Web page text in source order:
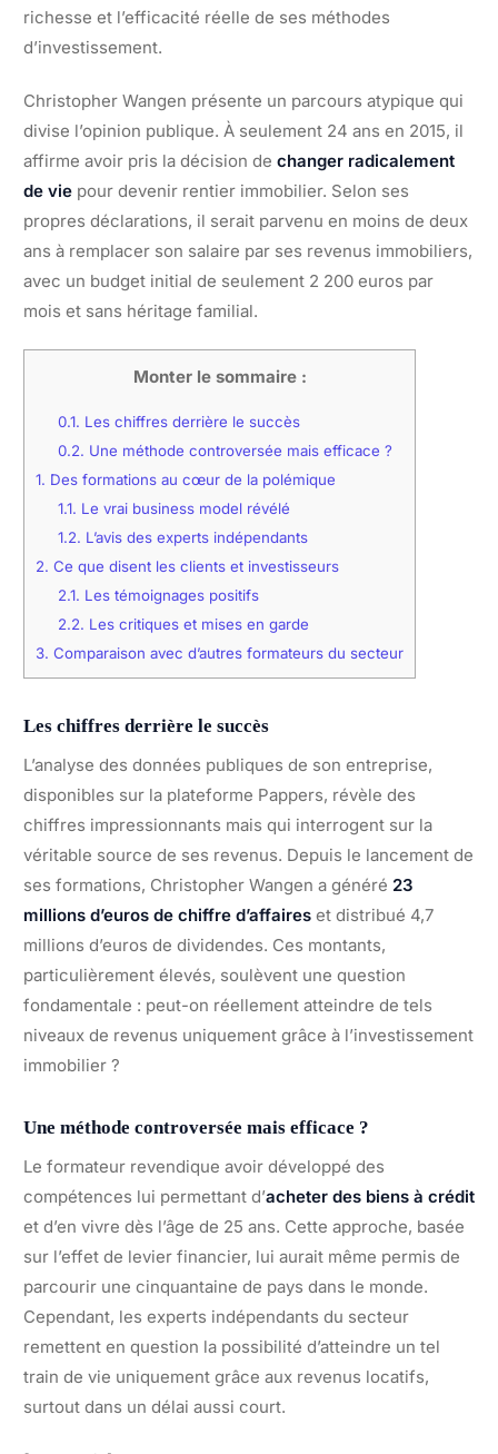
richesse et l’efficacité réelle de ses méthodes
d’investissement.
Christopher Wangen présente un parcours atypique qui
divise l’opinion publique. À seulement 24 ans en 2015, il
affirme avoir pris la décision de changer radicalement
de vie pour devenir rentier immobilier. Selon ses
propres déclarations, il serait parvenu en moins de deux
ans à remplacer son salaire par ses revenus immobiliers,
avec un budget initial de seulement 2 200 euros par
mois et sans héritage familial.
Monter le sommaire :
0.1. Les chiffres derrière le succès
0.2. Une méthode controversée mais efficace ?
1. Des formations au cœur de la polémique
1.1. Le vrai business model révélé
1.2. L’avis des experts indépendants
2. Ce que disent les clients et investisseurs
2.1. Les témoignages positifs
2.2. Les critiques et mises en garde
3. Comparaison avec d’autres formateurs du secteur
Les chiffres derrière le succès
L’analyse des données publiques de son entreprise,
disponibles sur la plateforme Pappers, révèle des
chiffres impressionnants mais qui interrogent sur la
véritable source de ses revenus. Depuis le lancement de
ses formations, Christopher Wangen a généré 23
millions d’euros de chiffre d’affaires et distribué 4,7
millions d’euros de dividendes. Ces montants,
particulièrement élevés, soulèvent une question
fondamentale : peut-on réellement atteindre de tels
niveaux de revenus uniquement grâce à l’investissement
immobilier ?
Une méthode controversée mais efficace ?
Le formateur revendique avoir développé des
compétences lui permettant d’acheter des biens à crédit
et d’en vivre dès l’âge de 25 ans. Cette approche, basée
sur l’effet de levier financier, lui aurait même permis de
parcourir une cinquantaine de pays dans le monde.
Cependant, les experts indépendants du secteur
remettent en question la possibilité d’atteindre un tel
train de vie uniquement grâce aux revenus locatifs,
surtout dans un délai aussi court.